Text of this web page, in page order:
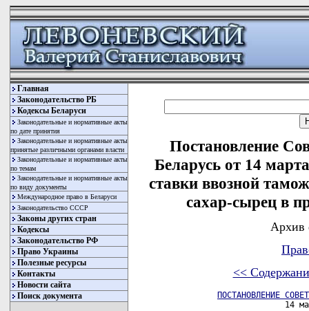
Главная
Законодательство РБ
Кодексы Беларуси
Законодательные и нормативные акты
по дате принятия
Законодательные и нормативные акты
принятые различными органами власти
Законодательные и нормативные акты
по темам
Законодательные и нормативные акты
по виду документы
Международное право в Беларуси
Законодательство СССР
Законы других стран
Кодексы
Законодательство РФ
Право Украины
Полезные ресурсы
Контакты
Новости сайта
Поиск документа
Постановление
Беларусь от 14
ставки ввозной
сахар-сырец в
Архив
<<
ПОСТАНОВЛЕНИЕ
14